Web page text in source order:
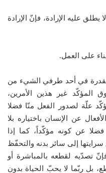
عليه الإرادة، فإنّ الإرادة
على العمل.
القدرة في أحد طرفي الشيء من
المؤكّد غير هذين الأمرين،
علّة لصدور الفعل منّا فضلا
عن الإنسان باختياره بلا
عن كونه مؤكّداً، كما إذا
إلى سائر بدنه والتحفّظ
تصدّيه لقطعه بالمباشرة أو
بل ربّما لا يحبّ الحياة بدون